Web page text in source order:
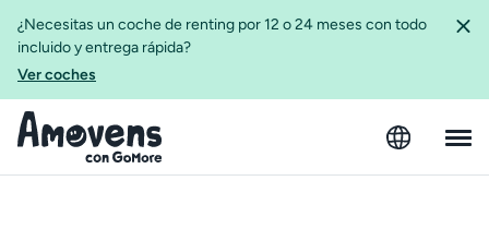
¿Necesitas un coche de renting por 12 o 24 meses con todo
incluido y entrega rápida?
Ver coches